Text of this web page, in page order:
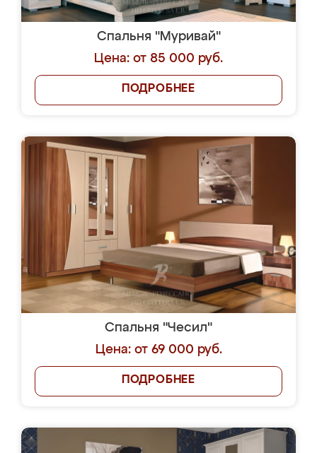
Спальня "Муривай"
Цена: от 85 000 руб.
ПОДРОБНЕЕ
Спальня "Чесил"
Цена: от 69 000 руб.
ПОДРОБНЕЕ